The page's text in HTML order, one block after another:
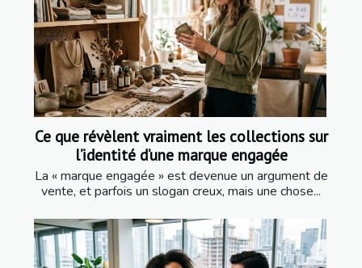
Ce que révèlent vraiment les collections sur
l’identité d’une marque engagée
La « marque engagée » est devenue un argument de
vente, et parfois un slogan creux, mais une chose...